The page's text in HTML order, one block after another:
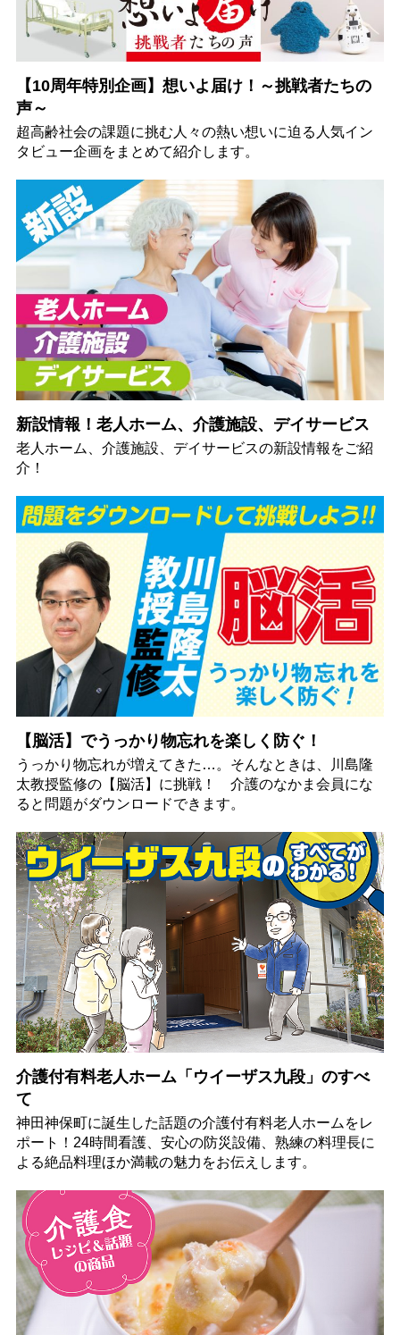
【10周年特別企画】想いよ届け！～挑戦者たちの
声～
超高齢社会の課題に挑む人々の熱い想いに迫る人気イン
タビュー企画をまとめて紹介します。
新設情報！老人ホーム、介護施設、デイサービス
老人ホーム、介護施設、デイサービスの新設情報をご紹
介！
【脳活】でうっかり物忘れを楽しく防ぐ！
うっかり物忘れが増えてきた…。そんなときは、川島隆
太教授監修の【脳活】に挑戦！ 介護のなかま会員にな
ると問題がダウンロードできます。
介護付有料老人ホーム「ウイーザス九段」のすべ
て
神田神保町に誕生した話題の介護付有料老人ホームをレ
ポート！24時間看護、安心の防災設備、熟練の料理長に
よる絶品料理ほか満載の魅力をお伝えします。